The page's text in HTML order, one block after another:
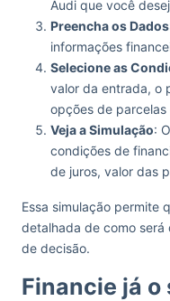
Audi que você
Preencha os Dados
informações
Selecione as
valor da entrada, o
opções de parcelas
Veja a Simulação:
condições de
de juros, valor das
Essa simulação permite
detalhada de como será
de decisão.
Financie já o